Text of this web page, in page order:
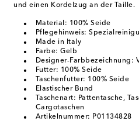
und einen Kordelzug an der Taille.
Material: 100% Seide
Pflegehinweis:
Made in Italy
Farbe: Gelb
Designer-Farbbezeichnung:
Futter: 100% Seide
Taschenfutter: 100% Seide
Elastischer Bund
Taschenart: Pattentasche,
Cargotaschen
Artikelnummer: P01134828